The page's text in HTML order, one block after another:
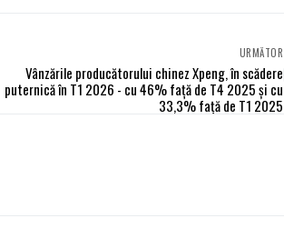
URMĂTOR
Vânzările producătorului chinez Xpeng, în scădere
puternică în T1 2026 - cu 46% față de T4 2025 și cu
33,3% față de T1 2025